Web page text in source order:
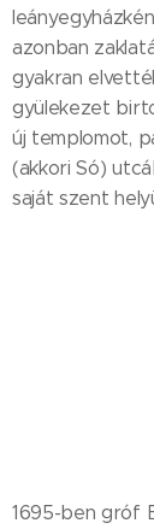
azonban
gyakran
gyülekezet
új templomot,
(akkori Só)
saját szent
1695-ben gróf